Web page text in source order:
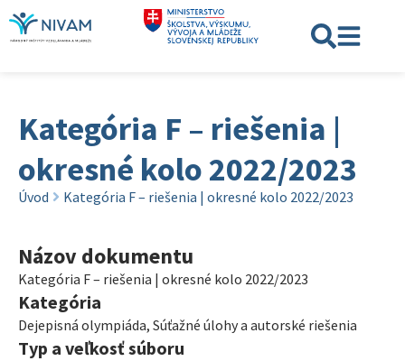
Kategória F – riešenia |
okresné kolo 2022/2023
Úvod Kategória F – riešenia | okresné kolo 2022/2023
Názov dokumentu
Kategória F – riešenia | okresné kolo 2022/2023
Kategória
Dejepisná olympiáda, Súťažné úlohy a autorské riešenia
Typ a veľkosť súboru